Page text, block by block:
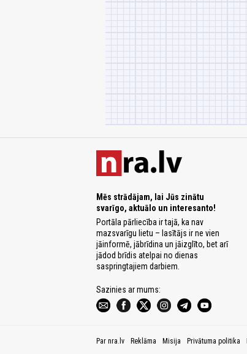
Mēs strādājam, lai Jūs zinātu
svarīgo, aktuālo un interesanto!
Portāla pārliecība ir tajā, ka nav
mazsvarīgu lietu – lasītājs ir ne vien
jāinformē, jābrīdina un jāizglīto, bet arī
jādod brīdis atelpai no dienas
saspringtajiem darbiem.
Sazinies ar mums:
Par nra.lv Reklāma Misija Privātuma politika